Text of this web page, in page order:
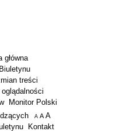
główna
treści
Monitor Polski
A pomniejsz czcionkę
A standardowy rozmiar czcionki
A
Kontakt